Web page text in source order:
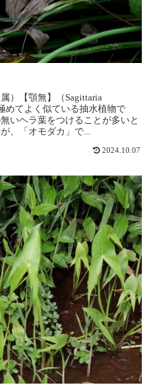
）【顎無】（Sagittaria
めてよく似ている抽水植物で
いヘラ葉をつけることが多いと
、「オモダカ」で...
2024.10.07